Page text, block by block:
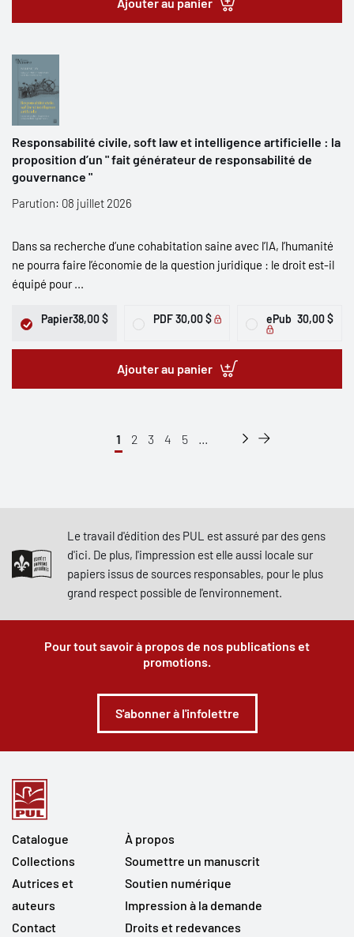
Responsabilité civile, soft law et intelligence artificielle : la
proposition d’un " fait générateur de responsabilité de
gouvernance "
Parution: 08 juillet 2026
Dans sa recherche d’une cohabitation saine avec l’IA, l’humanité
ne pourra faire l’économie de la question juridique : le droit est-il
équipé pour ...
Papier38,00 $ PDF30,00 $ ePub 30,00 $
Ajouter au panier
1 2 3 4 5 ...
Le travail d'édition des PUL est assuré par des gens
d'ici. De plus, l'impression est elle aussi locale sur
papiers issus de sources responsables, pour le plus
grand respect possible de l'environnement.
Pour tout savoir à propos de nos publications et
promotions.
S'abonner à l'infolettre
Catalogue
Collections
Autrices et
auteurs
Contact
À propos
Soumettre un manuscrit
Soutien numérique
Impression à la demande
Droits et redevances